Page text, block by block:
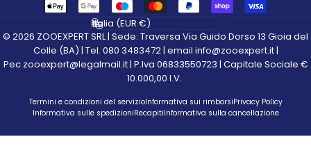
© 2026 ZOOEXPERT SRL | Sede: Traversa Via Guido Dorso 13 Gioia del
Colle (BA) | Tel. 080 3483472 | email info@zooexpert.it |
Pec zooexpert@legalmail.it | P.Iva 06833550723 | Capitale Sociale €
10.000,00 I.V.
Termini e condizioni del servizioInformativa sui rimborsiPrivacy Policy
Informativa sulle spedizioniRecapitiInformativa sulla cancellazione
Paese/Area geografica